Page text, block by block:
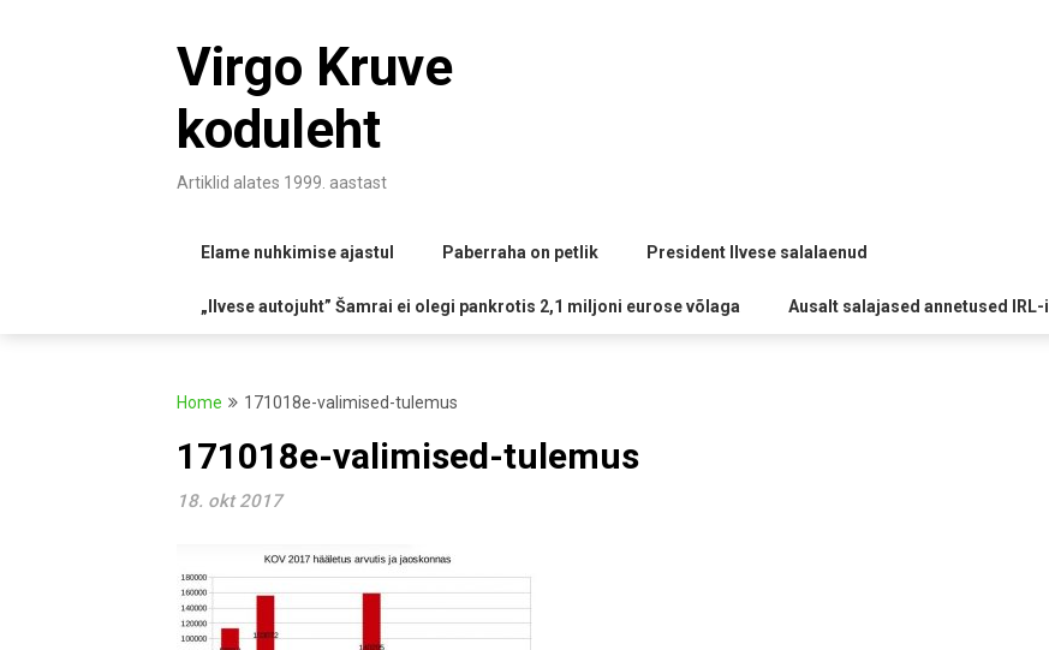
Virgo Kruve
koduleht
Artiklid alates 1999. aastast
Elame nuhkimise ajastul Paberraha on petlik President Ilvese salalaenud
„Ilvese autojuht” Šamrai ei olegi pankrotis 2,1 miljoni eurose võlaga Ausalt salajased annetused IRL-
Home 171018e-valimised-tulemus
171018e-valimised-tulemus
18. okt 2017